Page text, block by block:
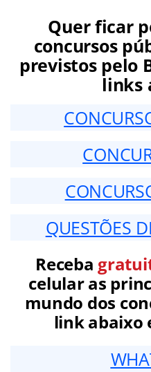
Quer ficar
concursos
previstos pelo
links
QUESTÕES
Receba
celular as
mundo dos
link abaixo